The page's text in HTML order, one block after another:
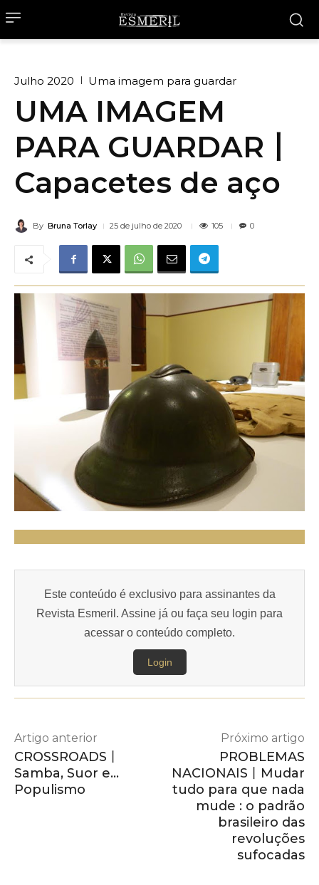
Julho 2020 Uma imagem para guardar
UMA IMAGEM
PARA GUARDAR丨
Capacetes de aço
By Bruna Torlay 25 de julho de 2020 105 0
Este conteúdo é exclusivo para assinantes da
Revista Esmeril. Assine já ou faça seu login para
acessar o conteúdo completo.
Login
Artigo anterior
CROSSROADS丨
Samba, Suor e…
Populismo
Próximo artigo
PROBLEMAS
NACIONAIS丨Mudar
tudo para que nada
mude : o padrão
brasileiro das
revoluções
sufocadas